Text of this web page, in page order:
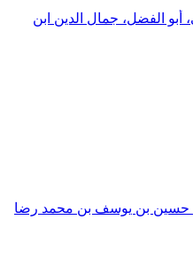
الفضل، جمال الدين ابن
صاحب (لسان العرب)
حسين بن يوسف بن محمد رضا